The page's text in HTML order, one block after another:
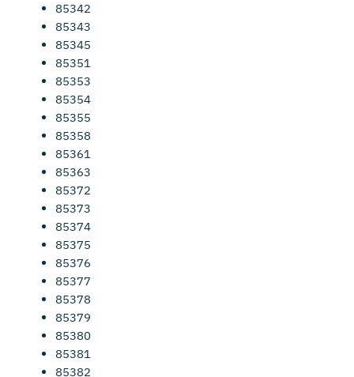
85342
85343
85345
85351
85353
85354
85355
85358
85361
85363
85372
85373
85374
85375
85376
85377
85378
85379
85380
85381
85382